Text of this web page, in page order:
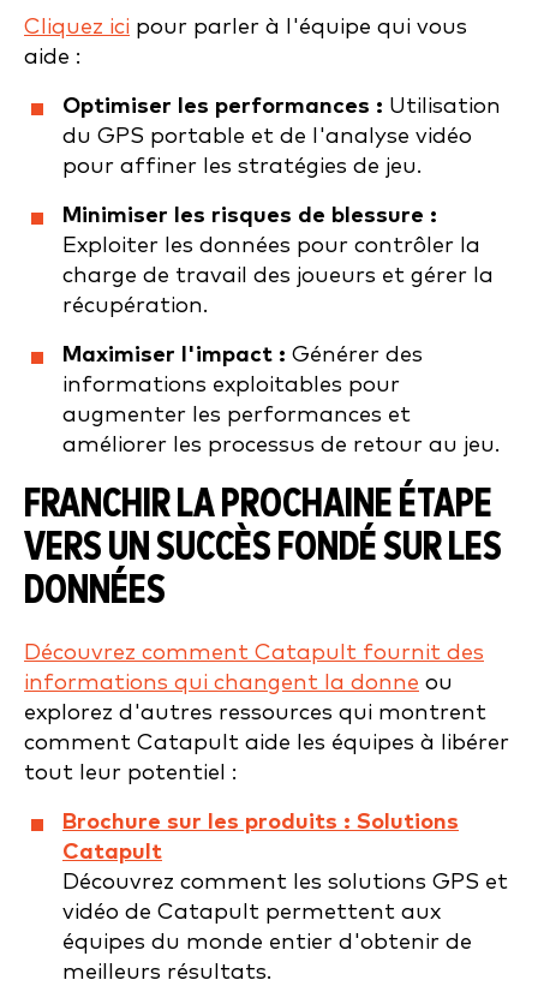
Cliquez ici pour parler à l'équipe qui vous
aide :
Optimiser les performances : Utilisation
du GPS portable et de l'analyse vidéo
pour affiner les stratégies de jeu.
Minimiser les risques de blessure :
Exploiter les données pour contrôler la
charge de travail des joueurs et gérer la
récupération.
Maximiser l'impact : Générer des
informations exploitables pour
augmenter les performances et
améliorer les processus de retour au jeu.
FRANCHIR LA PROCHAINE ÉTAPE
VERS UN SUCCÈS FONDÉ SUR LES
DONNÉES
Découvrez comment Catapult fournit des
informations qui changent la donne ou
explorez d'autres ressources qui montrent
comment Catapult aide les équipes à libérer
tout leur potentiel :
Brochure sur les produits : Solutions
Catapult
Découvrez comment les solutions GPS et
vidéo de Catapult permettent aux
équipes du monde entier d'obtenir de
meilleurs résultats.